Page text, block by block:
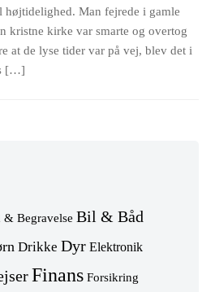
højtidelighed. Man fejrede i gamle
kristne kirke var smarte og overtog
at de lyse tider var på vej, blev det i
[…]
& Begravelse Bil & Båd
Drikke Dyr Elektronik
Finans Forsikring